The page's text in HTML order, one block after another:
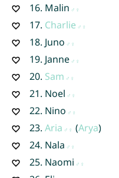
16. Malin
17. Charlie
18. Juno
19. Janne
20. Sam
21. Noel
22. Nino
23. Aria (Arya)
24. Nala
25. Naomi